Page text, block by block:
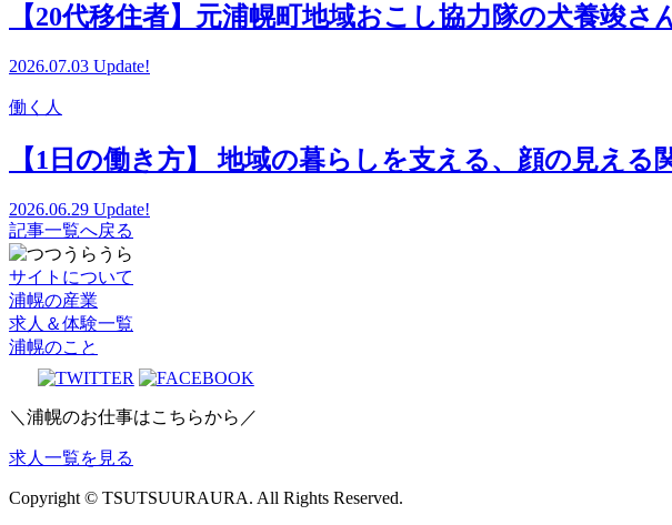
【20代移住者】元浦幌町地域おこし協力隊の犬養竣さ
2026.07.03 Update!
働く人
【1日の働き方】 地域の暮らしを支える、顔の見える
2026.06.29 Update!
記事一覧へ戻る
サイトについて
浦幌の産業
求人＆体験一覧
浦幌のこと
＼浦幌のお仕事はこちらから／
求人一覧を見る
Copyright © TSUTSUURAURA. All Rights Reserved.